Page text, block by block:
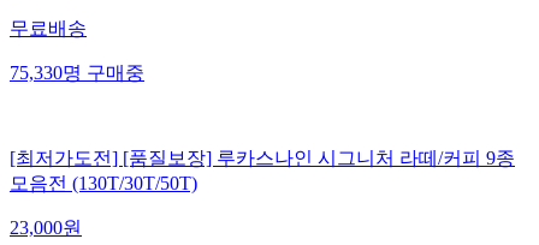
무료배송
75,330명구매중
[최저가도전] [품질보장] 루카스나인 시그니처 라떼/커피 9종
모음전 (130T/30T/50T)
23,000원